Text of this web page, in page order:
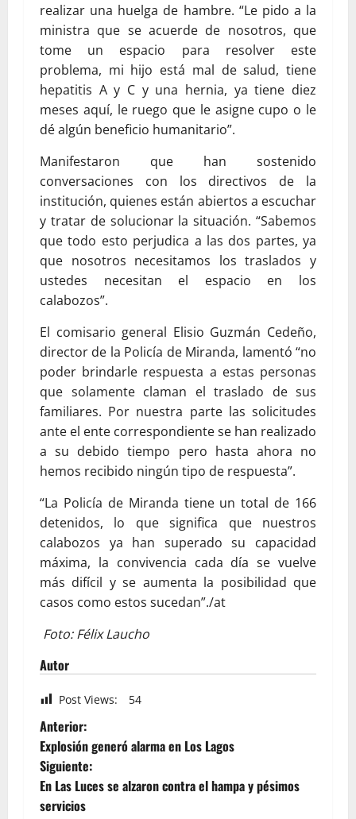
realizar una huelga de hambre. “Le pido a la
ministra que se acuerde de nosotros, que
tome un espacio para resolver este
problema, mi hijo está mal de salud, tiene
hepatitis A y C y una hernia, ya tiene diez
meses aquí, le ruego que le asigne cupo o le
dé algún beneficio humanitario”.
Manifestaron que han sostenido
conversaciones con los directivos de la
institución, quienes están abiertos a escuchar
y tratar de solucionar la situación. “Sabemos
que todo esto perjudica a las dos partes, ya
que nosotros necesitamos los traslados y
ustedes necesitan el espacio en los
calabozos”.
El comisario general Elisio Guzmán Cedeño,
director de la Policía de Miranda, lamentó “no
poder brindarle respuesta a estas personas
que solamente claman el traslado de sus
familiares. Por nuestra parte las solicitudes
ante el ente correspondiente se han realizado
a su debido tiempo pero hasta ahora no
hemos recibido ningún tipo de respuesta”.
“La Policía de Miranda tiene un total de 166
detenidos, lo que significa que nuestros
calabozos ya han superado su capacidad
máxima, la convivencia cada día se vuelve
más difícil y se aumenta la posibilidad que
casos como estos sucedan”./at
Foto: Félix Laucho
Autor
Post Views: 54
Anterior:
Explosión generó alarma en Los Lagos
Siguiente:
En Las Luces se alzaron contra el hampa y pésimos
servicios